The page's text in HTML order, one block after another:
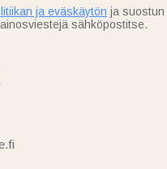
ja eväskäytön ja suostun
sähköpostitse.